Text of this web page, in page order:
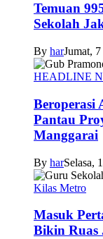
Temuan
Sekolah
By harJumat,
HEADLINE
Beroperasi
Pantau
Manggarai
By harSelasa,
Kilas Metro
Masuk
Bikin Ruas